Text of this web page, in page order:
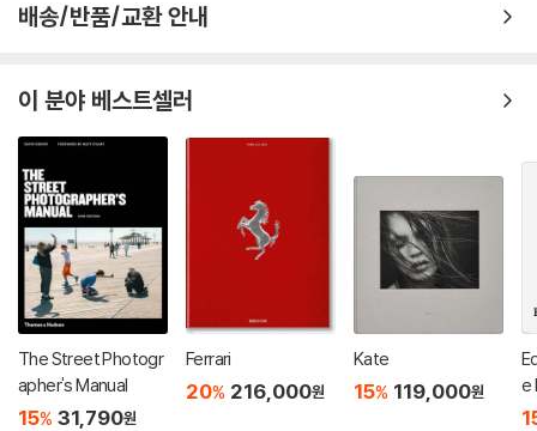
배송/반품/교환 안내
이 분야 베스트셀러
The Street Photogr
apher's Manual
15% 31,790원
Ferrari
20% 216,000원
Kate
15% 119,000원
e